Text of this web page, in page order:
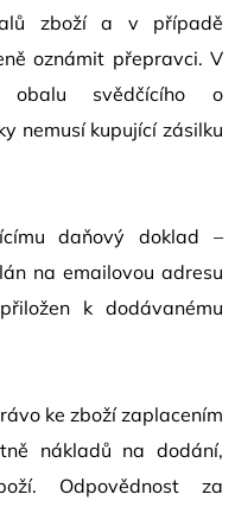
zboží a v případě
oznámit přepravci. V
obalu svědčícího o
nemusí kupující zásilku
daňový doklad –
na emailovou adresu
k dodávanému
ke zboží zaplacením
nákladů na dodání,
Odpovědnost za